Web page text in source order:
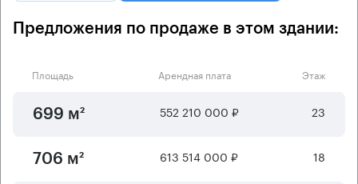
Предложения по продаже в этом здании:
Площадь Арендная плата Этаж
699 м² 552 210 000 ₽ 23
706 м² 613 514 000 ₽ 18